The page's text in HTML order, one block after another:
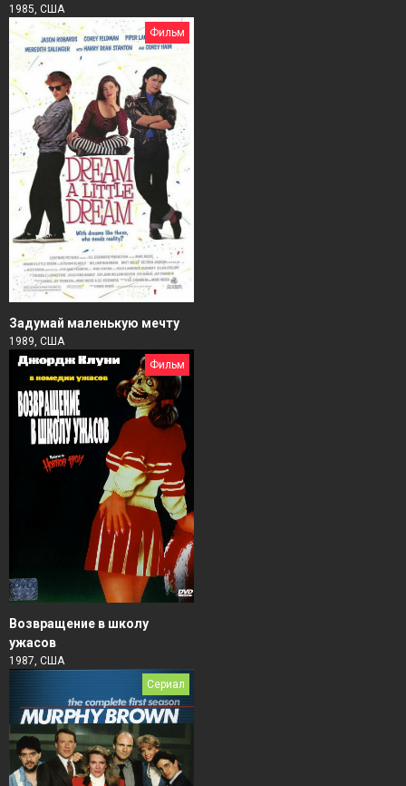
1985, США
Фильм
Задумай маленькую мечту
1989, США
Фильм
Возвращение в школу
ужасов
1987, США
Сериал